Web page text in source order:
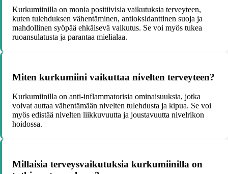
Kurkumiinilla on monia positiivisia vaikutuksia terveyteen,
kuten tulehduksen vähentäminen, antioksidanttinen suoja ja
mahdollinen syöpää ehkäisevä vaikutus. Se voi myös tukea
ruoansulatusta ja parantaa mielialaa.
Miten kurkumiini vaikuttaa nivelten terveyteen?
Kurkumiinilla on anti-inflammatorisia ominaisuuksia, jotka
voivat auttaa vähentämään nivelten tulehdusta ja kipua. Se voi
myös edistää nivelten liikkuvuutta ja joustavuutta nivelrikon
hoidossa.
Millaisia terveysvaikutuksia kurkumiinilla on